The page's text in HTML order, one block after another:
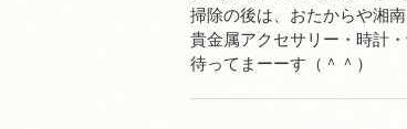
掃除の後は、おたからや湘
貴金属アクセサリー・時計
待ってまーーす（＾＾）